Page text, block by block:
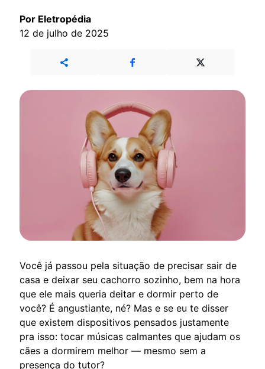
Por Eletropédia
12 de julho de 2025
Você já passou pela situação de precisar sair de
casa e deixar seu cachorro sozinho, bem na hora
que ele mais queria deitar e dormir perto de
você? É angustiante, né? Mas e se eu te disser
que existem dispositivos pensados justamente
pra isso: tocar músicas calmantes que ajudam os
cães a dormirem melhor — mesmo sem a
presença do tutor?